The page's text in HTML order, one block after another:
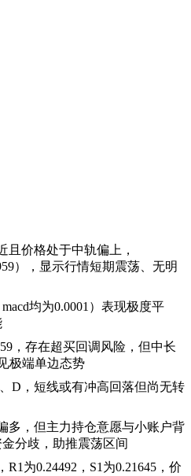
且价格处于中轨偏上，
），显示行情短期震荡、无明
均为0.0001）表现极度平
，存在超买回调风险，但中长
极端单边态势
D，短线或有冲高回落但尚无转
多，但主力持仓意愿与小账户背
分歧，助推震荡区间
为0.24492，S1为0.21645，价